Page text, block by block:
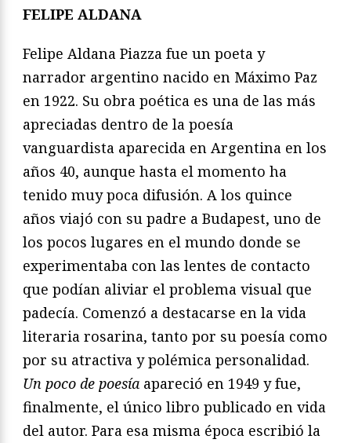
FELIPE ALDANA
Felipe Aldana Piazza fue un poeta y
narrador argentino nacido en Máximo Paz
en 1922. Su obra poética es una de las más
apreciadas dentro de la poesía
vanguardista aparecida en Argentina en los
años 40, aunque hasta el momento ha
tenido muy poca difusión. A los quince
años viajó con su padre a Budapest, uno de
los pocos lugares en el mundo donde se
experimentaba con las lentes de contacto
que podían aliviar el problema visual que
padecía. Comenzó a destacarse en la vida
literaria rosarina, tanto por su poesía como
por su atractiva y polémica personalidad.
Un poco de poesía apareció en 1949 y fue,
finalmente, el único libro publicado en vida
del autor. Para esa misma época escribió la